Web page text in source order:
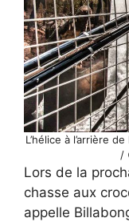
L’hélice à l’arrière
/
Lors de la
chasse aux
appelle